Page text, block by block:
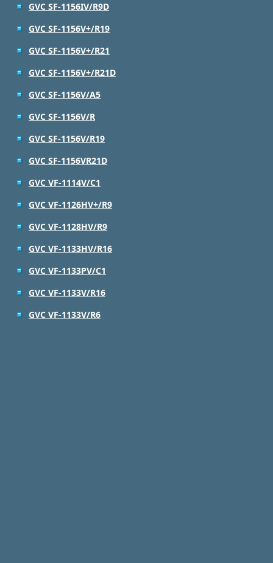
GVC SF-1156IV/R9D
GVC SF-1156V+/R19
GVC SF-1156V+/R21
GVC SF-1156V+/R21D
GVC SF-1156V/A5
GVC SF-1156V/R
GVC SF-1156V/R19
GVC SF-1156VR21D
GVC VF-1114V/C1
GVC VF-1126HV+/R9
GVC VF-1128HV/R9
GVC VF-1133HV/R16
GVC VF-1133PV/C1
GVC VF-1133V/R16
GVC VF-1133V/R6